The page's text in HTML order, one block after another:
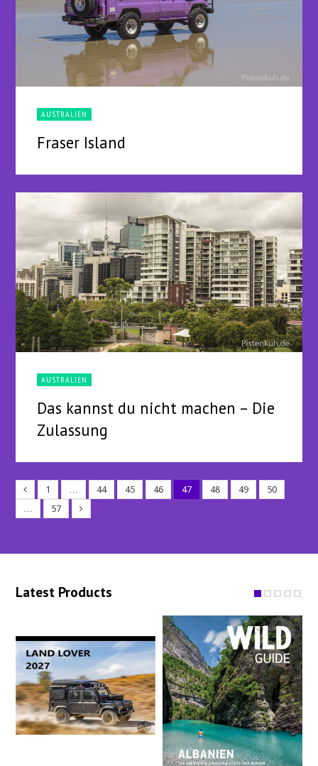
AUSTRALIEN
Fraser Island
AUSTRALIEN
Das kannst du nicht machen – Die
Zulassung
1 … 44 45 46 47 48 49
50
…
57
Latest Products